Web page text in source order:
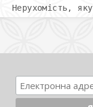
Нерухомість,